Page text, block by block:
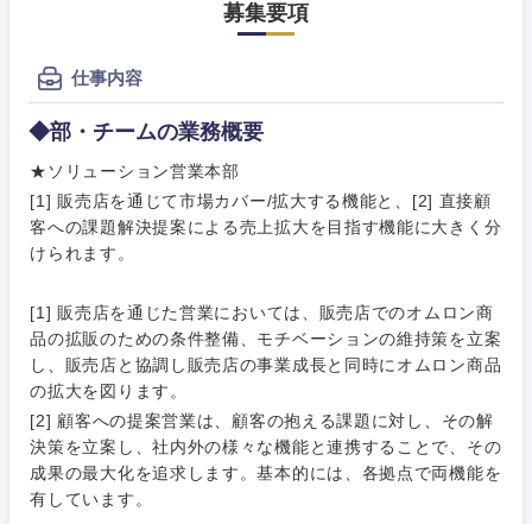
募集要項
仕事内容
◆部・チームの業務概要
★ソリューション営業本部
[1] 販売店を通じて市場カバー/拡大する機能と、[2] 直接顧
客への課題解決提案による売上拡大を目指す機能に大きく分
けられます。
[1] 販売店を通じた営業においては、販売店でのオムロン商
品の拡販のための条件整備、モチベーションの維持策を立案
し、販売店と協調し販売店の事業成長と同時にオムロン商品
の拡大を図ります。
[2] 顧客への提案営業は、顧客の抱える課題に対し、その解
決策を立案し、社内外の様々な機能と連携することで、その
成果の最大化を追求します。基本的には、各拠点で両機能を
有しています。
ご希望の職種を選択してください
経営企
画・事業
企画
すべての経営企画・事業企
ご希望の職種を選択してください
経営企画・事業企画
ご希望の業界を選択してください
商社・卸
ご希望の勤務地を選択してください
北海道・東北地方
ご希望条件を入力ください
希望年収